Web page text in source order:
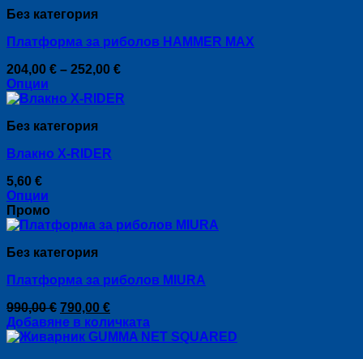
Без категория
Платформа за риболов HAMMER MAX
204,00 € – 252,00 €Price
204,00 €
Опции
This
has
variants.
options
may
be
chosen
the
product
page
Без категория
Влакно X-RIDER
5,60 €
Опции
This
product
multiple
The
may
be
chosen
Промо
Без категория
Платформа за риболов MIURA
990,00€ Original
price
was:
790,00 €Текущата
цена
е:
Добавяне в количката